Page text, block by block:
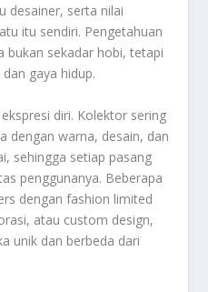
desainer, serta nilai
itu sendiri. Pengetahuan
bukan sekadar hobi, tetapi
gaya hidup.
diri. Kolektor sering
dengan warna, desain, dan
sehingga setiap pasang
penggunanya. Beberapa
dengan fashion limited
atau custom design,
unik dan berbeda dari